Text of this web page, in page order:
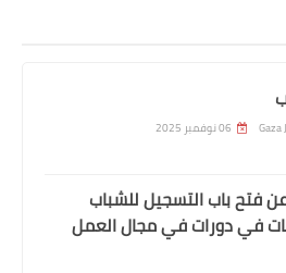
Gaza 06 نوفمبر 2025
فتح باب التسجيل للشباب
في دورات في مجال العمل